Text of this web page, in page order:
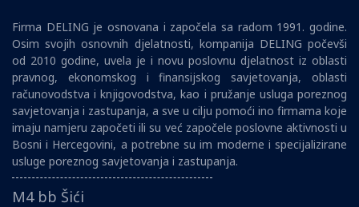
Firma DELING je osnovana i započela sa radom 1991. godine.
Osim svojih osnovnih djelatnosti, kompanija DELING počevši
od 2010 godine, uvela je i novu poslovnu djelatnost iz oblasti
pravnog, ekonomskog i finansijskog savjetovanja, oblasti
računovodstva i knjigovodstva, kao i pružanje usluga poreznog
savjetovanja i zastupanja, a sve u cilju pomoći ino firmama koje
imaju namjeru započeti ili su već započele poslovne aktivnosti u
Bosni i Hercegovini, a potrebne su im moderne i specijalizirane
usluge poreznog savjetovanja i zastupanja.
M4 bb Šići